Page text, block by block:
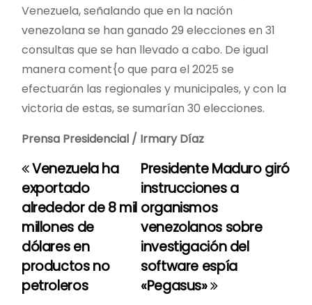
Venezuela, señalando que en la nación
venezolana se han ganado 29 elecciones en 31
consultas que se han llevado a cabo. De igual
manera coment{o que para el 2025 se
efectuarán las regionales y municipales, y con la
victoria de estas, se sumarían 30 elecciones.
Prensa Presidencial / Irmary Díaz
N
a
v
e
g
Presidente Maduro giró
instrucciones a
organismos
venezolanos sobre
investigación del
software espía
«Pegasus»
Venezuela ha
exportado
alrededor de 8 mil
millones de
dólares en
productos no
petroleros